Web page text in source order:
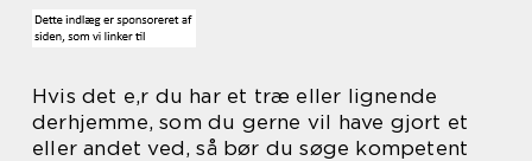
Hvis det e,r du har et træ eller lignende
derhjemme, som du gerne vil have gjort et
eller andet ved, så bør du søge kompetent